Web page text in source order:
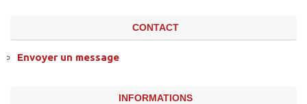
CONTACT
Envoyer un message
INFORMATIONS